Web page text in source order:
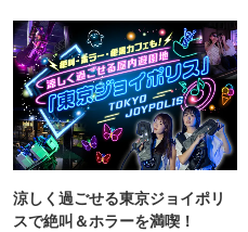
涼しく過ごせる東京ジョイポリ
スで絶叫＆ホラーを満喫！